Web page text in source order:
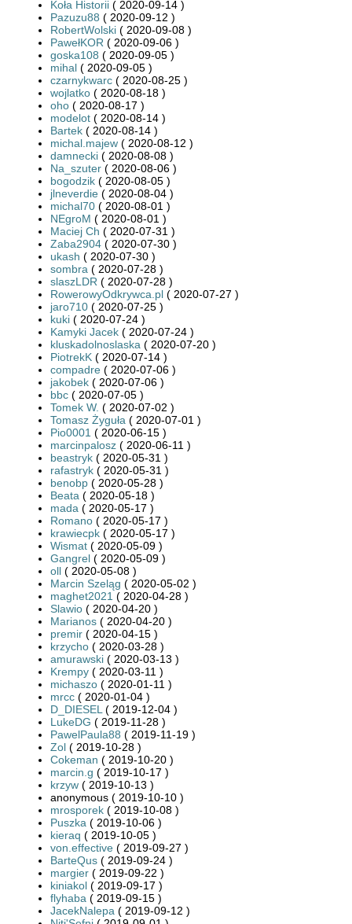
Koła Historii ( 2020-09-14 )
Pazuzu88 ( 2020-09-12 )
RobertWolski ( 2020-09-08 )
PawełKOR ( 2020-09-06 )
goska108 ( 2020-09-05 )
mihal ( 2020-09-05 )
czarnykwarc ( 2020-08-25 )
wojlatko ( 2020-08-18 )
oho ( 2020-08-17 )
modelot ( 2020-08-14 )
Bartek ( 2020-08-14 )
michal.majew ( 2020-08-12 )
damnecki ( 2020-08-08 )
Na_szuter ( 2020-08-06 )
bogodzik ( 2020-08-05 )
jlneverdie ( 2020-08-04 )
michal70 ( 2020-08-01 )
NEgroM ( 2020-08-01 )
Maciej Ch ( 2020-07-31 )
Zaba2904 ( 2020-07-30 )
ukash ( 2020-07-30 )
sombra ( 2020-07-28 )
slaszLDR ( 2020-07-28 )
RowerowyOdkrywca.pl ( 2020-07-27 )
jaro710 ( 2020-07-25 )
kuki ( 2020-07-24 )
Kamyki Jacek ( 2020-07-24 )
kluskadolnoslaska ( 2020-07-20 )
PiotrekK ( 2020-07-14 )
compadre ( 2020-07-06 )
jakobek ( 2020-07-06 )
bbc ( 2020-07-05 )
Tomek W. ( 2020-07-02 )
Tomasz Żyguła ( 2020-07-01 )
Pio0001 ( 2020-06-15 )
marcinpalosz ( 2020-06-11 )
beastryk ( 2020-05-31 )
rafastryk ( 2020-05-31 )
benobp ( 2020-05-28 )
Beata ( 2020-05-18 )
mada ( 2020-05-17 )
Romano ( 2020-05-17 )
krawiecpk ( 2020-05-17 )
Wismat ( 2020-05-09 )
Gangrel ( 2020-05-09 )
oll ( 2020-05-08 )
Marcin Szeląg ( 2020-05-02 )
maghet2021 ( 2020-04-28 )
Slawio ( 2020-04-20 )
Marianos ( 2020-04-20 )
premir ( 2020-04-15 )
krzycho ( 2020-03-28 )
amurawski ( 2020-03-13 )
Krempy ( 2020-03-11 )
michaszo ( 2020-01-11 )
mrcc ( 2020-01-04 )
D_DIESEL ( 2019-12-04 )
LukeDG ( 2019-11-28 )
PawelPaula88 ( 2019-11-19 )
Zol ( 2019-10-28 )
Cokeman ( 2019-10-20 )
marcin.g ( 2019-10-17 )
krzyw ( 2019-10-13 )
anonymous ( 2019-10-10 )
mrosporek ( 2019-10-08 )
Puszka ( 2019-10-06 )
kieraq ( 2019-10-05 )
von.effective ( 2019-09-27 )
BarteQus ( 2019-09-24 )
margier ( 2019-09-22 )
kiniakol ( 2019-09-17 )
flyhaba ( 2019-09-15 )
JacekNalepa ( 2019-09-12 )